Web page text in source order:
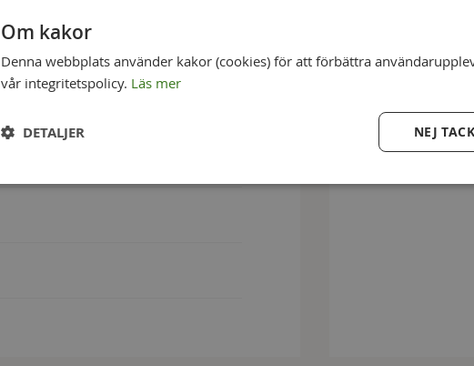
Om kakor
Denna webbplats använder kakor (cookies) för att förbättra
vår integritetspolicy. Läs mer
NEJ TACK
DETALJER